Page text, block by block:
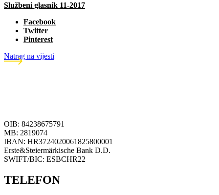
Službeni glasnik 11-2017
Facebook
Twitter
Pinterest
Natrag na vijesti
OIB: 84238675791
MB: 2819074
IBAN: HR3724020061825800001
Erste&Steiermärkische Bank D.D.
SWIFT/BIC: ESBCHR22
TELEFON